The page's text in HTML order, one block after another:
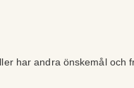
har andra önskemål och